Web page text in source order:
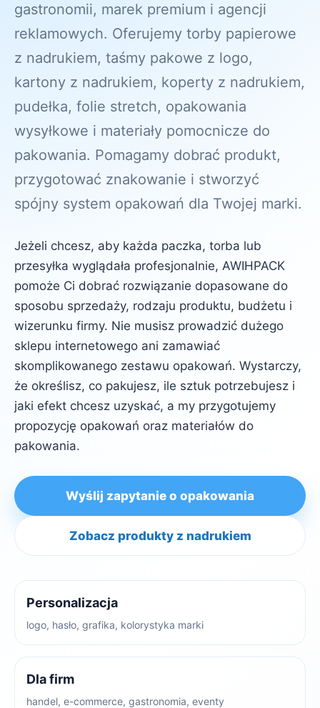
gastronomii, marek premium i agencji
reklamowych. Oferujemy torby papierowe
z nadrukiem, taśmy pakowe z logo,
kartony z nadrukiem, koperty z nadrukiem,
pudełka, folie stretch, opakowania
wysyłkowe i materiały pomocnicze do
pakowania. Pomagamy dobrać produkt,
przygotować znakowanie i stworzyć
spójny system opakowań dla Twojej marki.
Jeżeli chcesz, aby każda paczka, torba lub
przesyłka wyglądała profesjonalnie, AWIHPACK
pomoże Ci dobrać rozwiązanie dopasowane do
sposobu sprzedaży, rodzaju produktu, budżetu i
wizerunku firmy. Nie musisz prowadzić dużego
sklepu internetowego ani zamawiać
skomplikowanego zestawu opakowań. Wystarczy,
że określisz, co pakujesz, ile sztuk potrzebujesz i
jaki efekt chcesz uzyskać, a my przygotujemy
propozycję opakowań oraz materiałów do
pakowania.
Wyślij zapytanie o opakowania
Zobacz produkty z nadrukiem
Personalizacja
logo, hasło, grafika, kolorystyka marki
Dla firm
handel, e-commerce, gastronomia, eventy